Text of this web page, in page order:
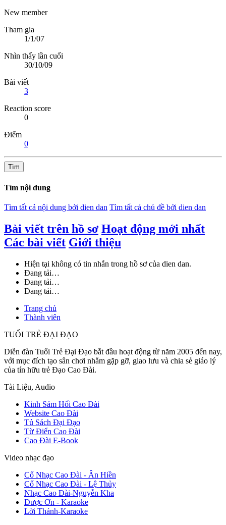
New member
Tham gia
1/1/07
Nhìn thấy lần cuối
30/10/09
Bài viết
3
Reaction score
0
Điểm
0
Tìm
Tìm nội dung
Tìm tất cả nội dung bởi dien dan Tìm tất cả chủ đề bởi dien dan
Bài viết trên hồ sơ Hoạt động mới nhất
Các bài viết Giới thiệu
Hiện tại không có tin nhắn trong hồ sơ của dien dan.
Đang tải…
Đang tải…
Đang tải…
Trang chủ
Thành viên
TUỔI TRẺ ĐẠI ĐẠO
Diễn đàn Tuổi Trẻ Đại Đạo bắt đầu hoạt động từ năm 2005 đến nay,
với mục đích tạo sân chơi nhằm gặp gỡ, giao lưu và chia sẻ giáo lý
của tín hữu trẻ Đạo Cao Đài.
Tài Liệu, Audio
Kinh Sám Hối Cao Đài
Website Cao Đài
Tủ Sách Đại Đạo
Từ Điển Cao Đài
Cao Đài E-Book
Video nhạc đạo
Cổ Nhạc Cao Đài - Ân Hiền
Cổ Nhạc Cao Đài - Lệ Thủy
Nhạc Cao Đài-Nguyễn Kha
Được Ơn - Karaoke
Lời Thánh-Karaoke